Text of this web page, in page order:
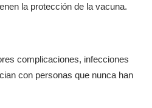
la protección de la vacuna.
complicaciones, infecciones
con personas que nunca han